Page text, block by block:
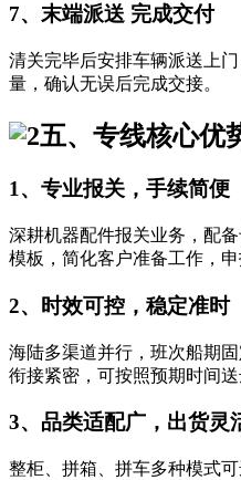
7、末端派送 完成交付
清关完毕后安排车辆派送上
量，确认无误后完成交接。
五、专线核心优
1、专业报关，手续简便
深耕机器配件报关业务，配
模板，简化客户准备工作，申
2、时效可控，稳定准时
海陆多渠道并行，班次船期
衔接紧密，可按照预期时间送
3、品类适配广，出货灵
整柜、拼箱、拼车多种模式